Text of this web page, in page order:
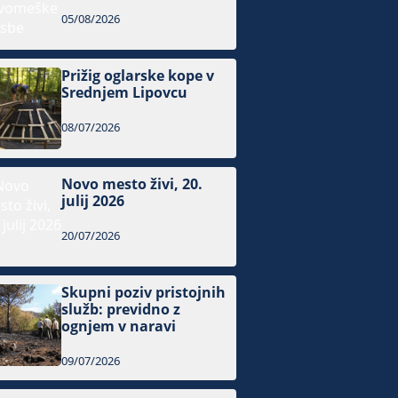
05/08/2026
Prižig oglarske kope v
Srednjem Lipovcu
08/07/2026
Novo mesto živi, 20.
julij 2026
20/07/2026
Skupni poziv pristojnih
služb: previdno z
ognjem v naravi
09/07/2026